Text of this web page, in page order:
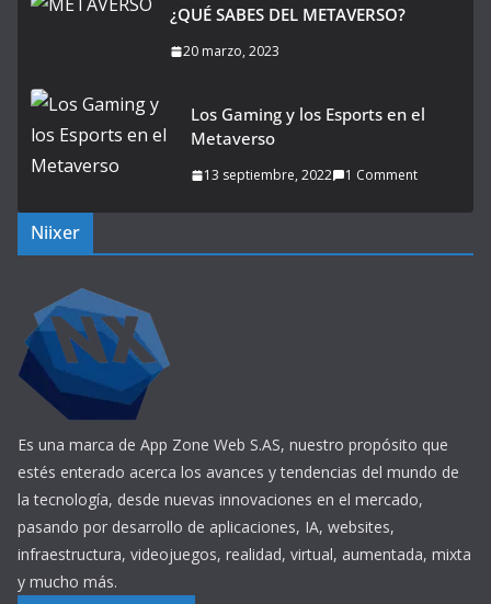
¿QUÉ SABES DEL METAVERSO?
20 marzo, 2023
Los Gaming y los Esports en el
Metaverso
13 septiembre, 2022 1 Comment
Niixer
Es una marca de App Zone Web S.AS, nuestro propósito que
estés enterado acerca los avances y tendencias del mundo de
la tecnología, desde nuevas innovaciones en el mercado,
pasando por desarrollo de aplicaciones, IA, websites,
infraestructura, videojuegos, realidad, virtual, aumentada, mixta
y mucho más.